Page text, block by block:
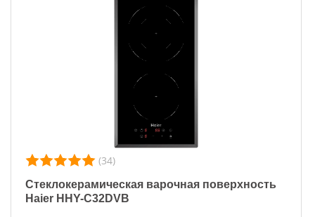
(34)
Стеклокерамическая варочная поверхность
Haier HHY-C32DVB